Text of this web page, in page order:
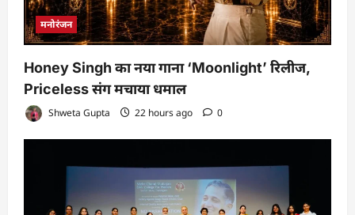
मनोरंजन
Honey Singh का नया गाना ‘Moonlight’ रिलीज,
Priceless संग मचाया धमाल
Shweta Gupta 22 hours ago 0